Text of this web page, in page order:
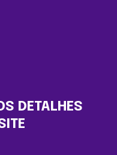
DETALHES